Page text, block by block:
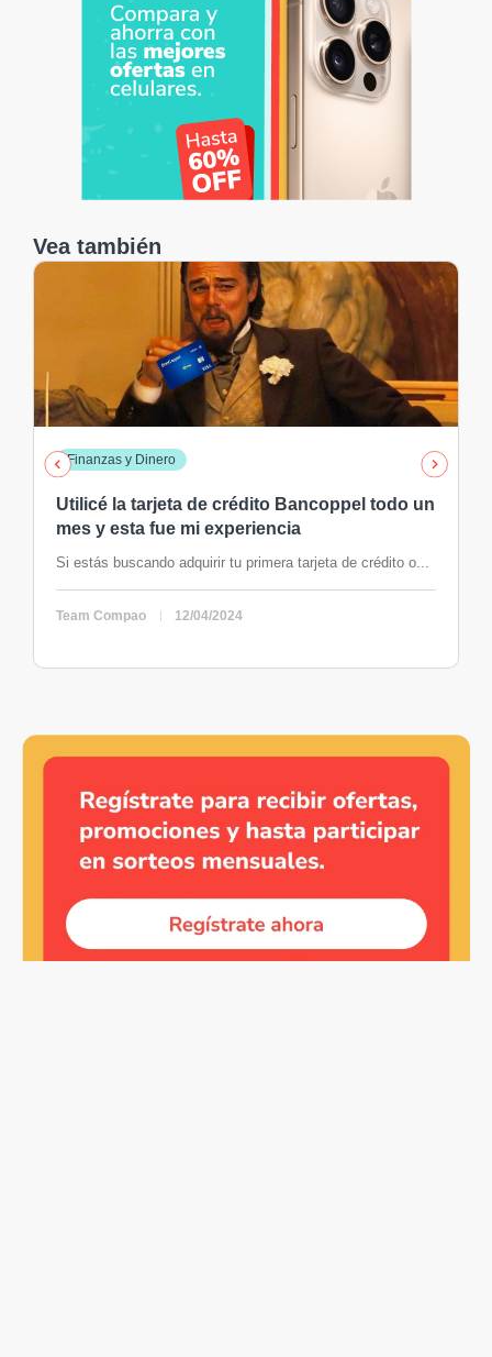
Vea también
Finanzas y Dinero
Utilicé la tarjeta de crédito Bancoppel todo un
mes y esta fue mi experiencia
Si estás buscando adquirir tu primera tarjeta de crédito o...
Team Compao 12/04/2024